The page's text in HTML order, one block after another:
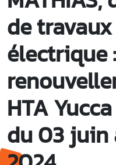
de
électrique :
HTA
du 03